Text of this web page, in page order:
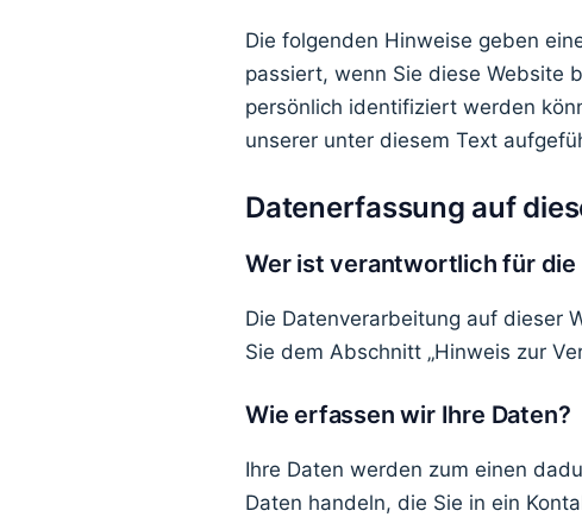
Die folgenden Hinweise geben
passiert, wenn Sie diese Website
persönlich identifiziert werden
unserer unter diesem Text
Datenerfassung auf
Wer ist verantwortlich für
Die Datenverarbeitung auf dieser
Sie dem Abschnitt „Hinweis zur
Wie erfassen wir Ihre Daten?
Ihre Daten werden zum einen
Daten handeln, die Sie in ein